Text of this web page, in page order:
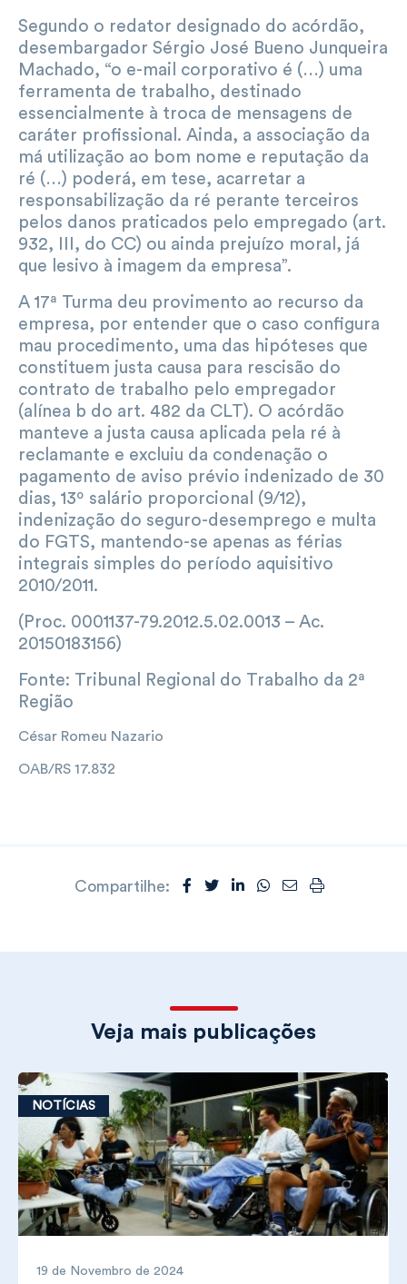
Segundo o redator designado do acórdão,
desembargador Sérgio José Bueno Junqueira
Machado, “o e-mail corporativo é (…) uma
ferramenta de trabalho, destinado
essencialmente à troca de mensagens de
caráter profissional. Ainda, a associação da
má utilização ao bom nome e reputação da
ré (…) poderá, em tese, acarretar a
responsabilização da ré perante terceiros
pelos danos praticados pelo empregado (art.
932, III, do CC) ou ainda prejuízo moral, já
que lesivo à imagem da empresa”.
A 17ª Turma deu provimento ao recurso da
empresa, por entender que o caso configura
mau procedimento, uma das hipóteses que
constituem justa causa para rescisão do
contrato de trabalho pelo empregador
(alínea b do art. 482 da CLT). O acórdão
manteve a justa causa aplicada pela ré à
reclamante e excluiu da condenação o
pagamento de aviso prévio indenizado de 30
dias, 13º salário proporcional (9/12),
indenização do seguro-desemprego e multa
do FGTS, mantendo-se apenas as férias
integrais simples do período aquisitivo
2010/2011.
(Proc. 0001137-79.2012.5.02.0013 – Ac.
20150183156)
Fonte: Tribunal Regional do Trabalho da 2ª
Região
César Romeu Nazario
OAB/RS 17.832
Compartilhe:
Veja mais publicações
NOTÍCIAS
19 de Novembro de 2024